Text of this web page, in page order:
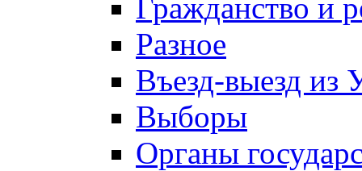
Гражданство и
Разное
Въезд-выезд из
Выборы
Органы